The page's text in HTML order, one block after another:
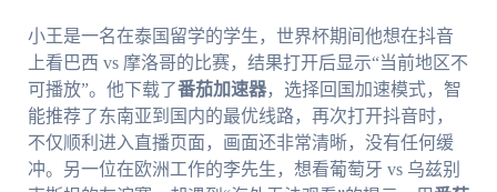
小王是一名在泰国留学的学生，世界杯期间他想在抖音
上看巴西 vs 摩洛哥的比赛，结果打开后显示“当前地区不
可播放”。他下载了番茄加速器，选择回国加速模式，智
能推荐了东南亚到国内的最优线路，再次打开抖音时，
不仅顺利进入直播页面，画面还非常清晰，没有任何缓
冲。另一位在欧洲工作的李先生，想看葡萄牙 vs 乌兹别